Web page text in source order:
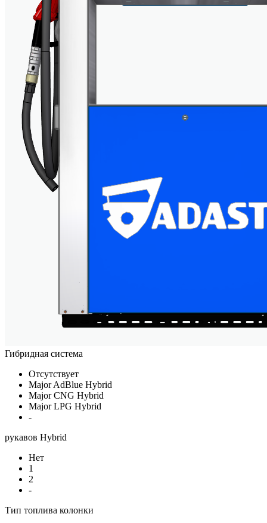
Гибридная система
Отсутствует
Major AdBlue Hybrid
Major CNG Hybrid
Major LPG Hybrid
-
рукавов Hybrid
Нет
1
2
-
Тип топлива колонки